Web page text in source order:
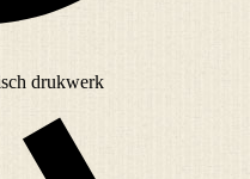
drukwerk